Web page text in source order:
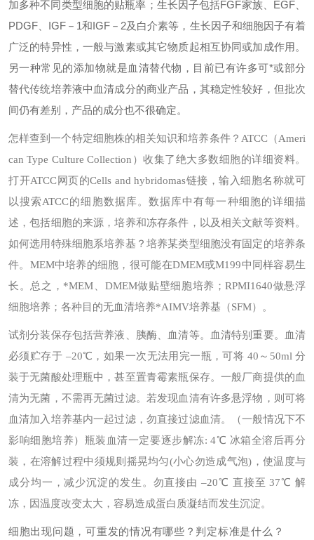
加多种不同类型细胞的贴瓶率；生长因子包括FGF家族、EGF、
PDGF、IGF－1和IGF－2及白介素等，生长因子和细胞因子有着
广泛的特异性，一般与激素或其它物质起相互协同或加成作用。
另一种常见的添加物就是血清替代物，目前已有许多可*或部分
替代传统培养液中血清成分的商业产品，其稳定性较好，但批次
间仍有差别，产品的成分也不很确定。
怎样查到一个特定细胞株的相关知识和培养条件？ ATCC（Ameri
can Type Culture Collection）收集了绝大多数细胞的详细资料。
打开ATCC网页的Cells and hybridomas链接，输入细胞名称就可
以搜索ATCC的细胞数据库。数据库中有每一种细胞的详细描
述，包括细胞的来源，培养和冻存条件，以及相关文献等资料。
如何选用特殊细胞系培养基？ 培养某类型细胞没有固定的培养条
件。MEM中培养的细胞，很可能在DMEM或M199中同样容易生
长。总之，*MEM、DMEM做贴壁细胞培养；RPMI1640做悬浮
细胞培养；各种目的无血清培养*AIMV培养基（SFM）。
试剂分装保存包括营养液、胰酶、血清等。
血清特别重要。血清
必须贮存于 –20℃，如果一次无法用完一瓶，可将 40～50ml 分
装于无菌酸处理瓶中，甚至置青霉素瓶保存。一般厂商提供的血
清为无菌，不需再无菌过滤。若发现血清有许多悬浮物，则可将
血清加入培养基内一起过滤，勿直接过滤血清。（一般情况下不
影响细胞培养） 瓶装血清一定要逐步解冻: 4℃ 冰箱全溶后再分
装，在溶解过程中须规则摇晃均匀(小心勿造成气泡)，使温度与
成分均一，减少沉淀的发生。勿直接由 –20℃ 直接至 37℃ 解
冻，因温度改变太大，容易造成蛋白质凝结而发生沉淀。
细胞出现问题，可重发的情况有哪些？判定标准是什么？